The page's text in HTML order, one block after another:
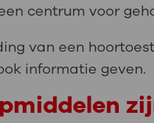
centrum voor
van een
informatie geven.